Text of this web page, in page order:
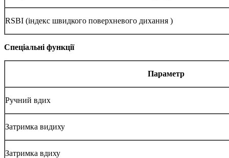
RSBI (індекс швидкого поверхневого дихання )
Спеціальні функції
Параметр
Ручний вдих
Затримка видиху
Затримка вдиху